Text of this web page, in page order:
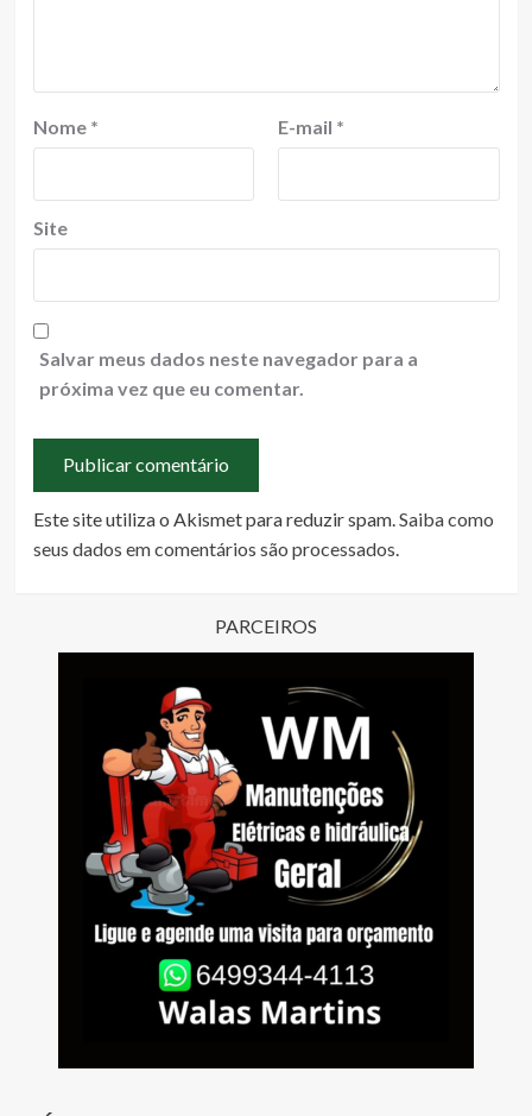
Nome * E-mail *
Site
Salvar meus dados neste navegador para a
próxima vez que eu comentar.
Este site utiliza o Akismet para reduzir spam.Saiba como
seus dados em comentários são processados.
PARCEIROS